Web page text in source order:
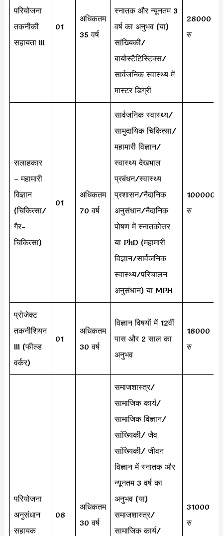
परियोजना
तकनीकी
सहायता III
01
अधिकतम
35 वर्ष
स्नातक और न्यूनतम 3
वर्ष का अनुभव (या)
सांख्यिकी/
बायोस्टैटिस्टिक्स/
सार्वजनिक स्वास्थ्य में
मास्टर डिग्री
28000
रु
सलाहकार
– महामारी
विज्ञान
(चिकित्सा/
गैर-
चिकित्सा)
01
अधिकतम
70 वर्ष
सार्वजनिक स्वास्थ्य/
सामुदायिक चिकित्सा/
महामारी विज्ञान/
स्वास्थ्य देखभाल
प्रबंधन/स्वास्थ्य
प्रशासन/नैदानिक ​​​​
अनुसंधान/नैदानिक ​​​​
पोषण में स्नातकोत्तर
या PhD (महामारी
विज्ञान/सार्वजनिक
स्वास्थ्य/परिचालन
अनुसंधान) या MPH
100000
रु
प्रोजेक्ट
तकनीशियन
III (फील्ड
वर्कर)
01
अधिकतम
30 वर्ष
विज्ञान विषयों में 12वीं
पास और 2 साल का
अनुभव
18000
रु
परियोजना
अनुसंधान
सहायक
08
अधिकतम
30 वर्ष
समाजशास्त्र/
सामाजिक कार्य/
सामाजिक विज्ञान/
सांख्यिकी/ जैव
सांख्यिकी/ जीवन
विज्ञान में स्नातक और
न्यूनतम 3 वर्ष का
अनुभव (या)
समाजशास्त्र/
सामाजिक कार्य/
31000
रु